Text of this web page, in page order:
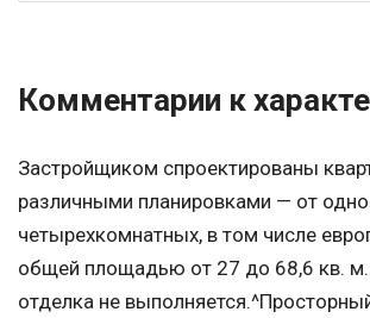
Комментарии к
Застройщиком спроектированы
различными планировками — от
четырехкомнатных, в том числе
общей площадью от 27 до 68,6 кв. м.
отделка не